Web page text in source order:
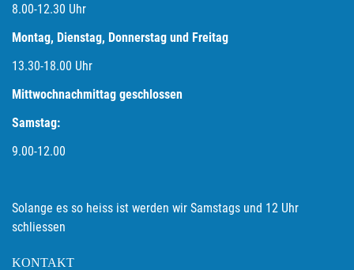
8.00-12.30 Uhr
Montag, Dienstag, Donnerstag und Freitag
13.30-18.00 Uhr
Mittwochnachmittag geschlossen
Samstag:
9.00-12.00
Solange es so heiss ist werden wir Samstags und 12 Uhr
schliessen
KONTAKT